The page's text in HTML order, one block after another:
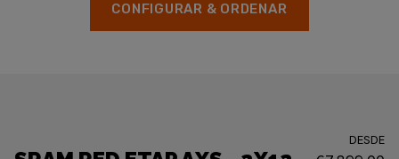
CONFIGURAR & ORDENAR
DESDE